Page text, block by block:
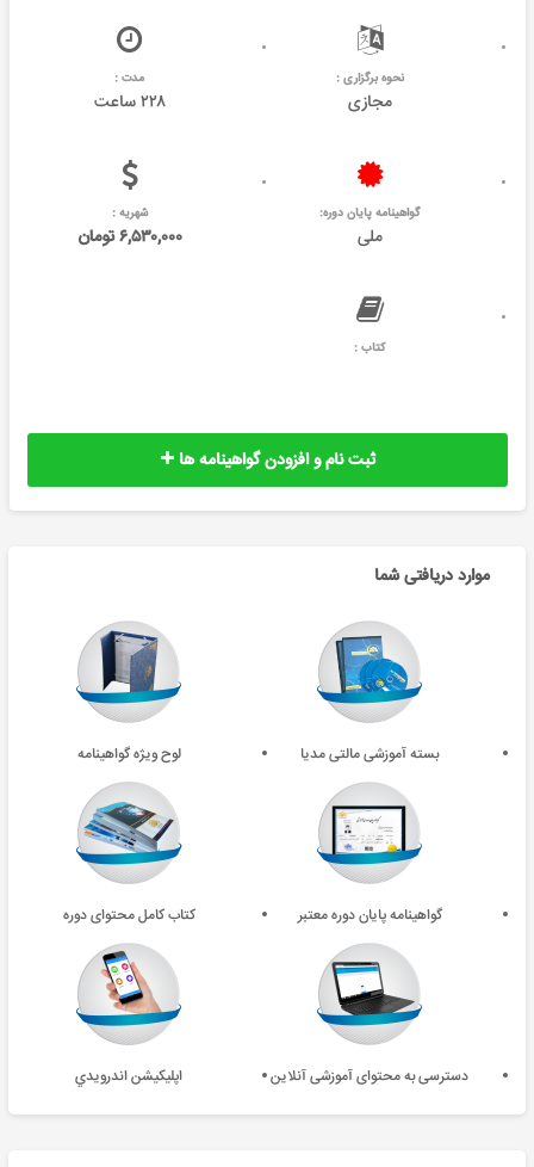
نحوه برگزاری :
مجازی
مدت :
۲۲۸ ساعت
گواهینامه پایان دوره:
ملی
شهریه :
۶,۵۳۰,۰۰۰ تومان
کتاب :
ثبت نام و افزودن گواهینامه ها
موارد دریافتی شما
بسته آموزشی مالتی مدیا لوح ویژه گواهینامه
گواهینامه پایان دوره معتبر کتاب کامل محتوای دوره
دسترسی به محتوای آموزشی آنلاین اپليکيشن اندرويدي